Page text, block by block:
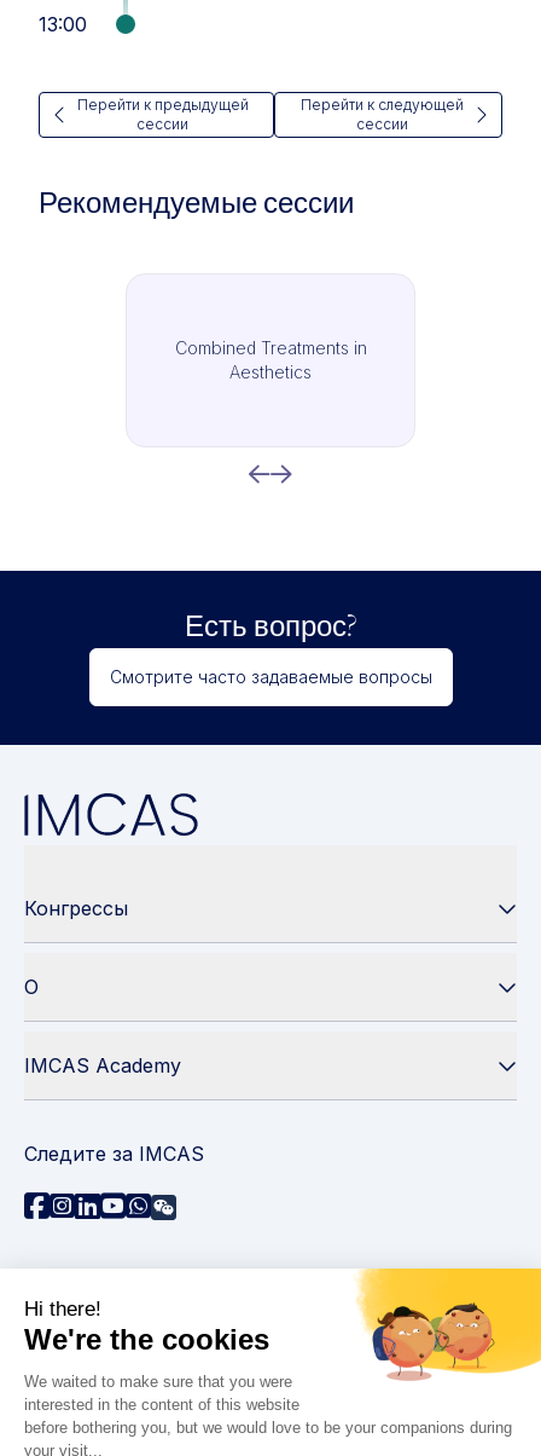
13:00
Перейти к предыдущей
сессии
Перейти к следующей
сессии
Рекомендуемые сессии
Combined Treatments in
Aesthetics
Есть вопрос?
Смотрите часто задаваемые вопросы
Конгрессы
О
IMCAS Academy
Следите за IMCAS
Связаться с нами
Часто задаваемые вопросы
Политика конфиденциальности